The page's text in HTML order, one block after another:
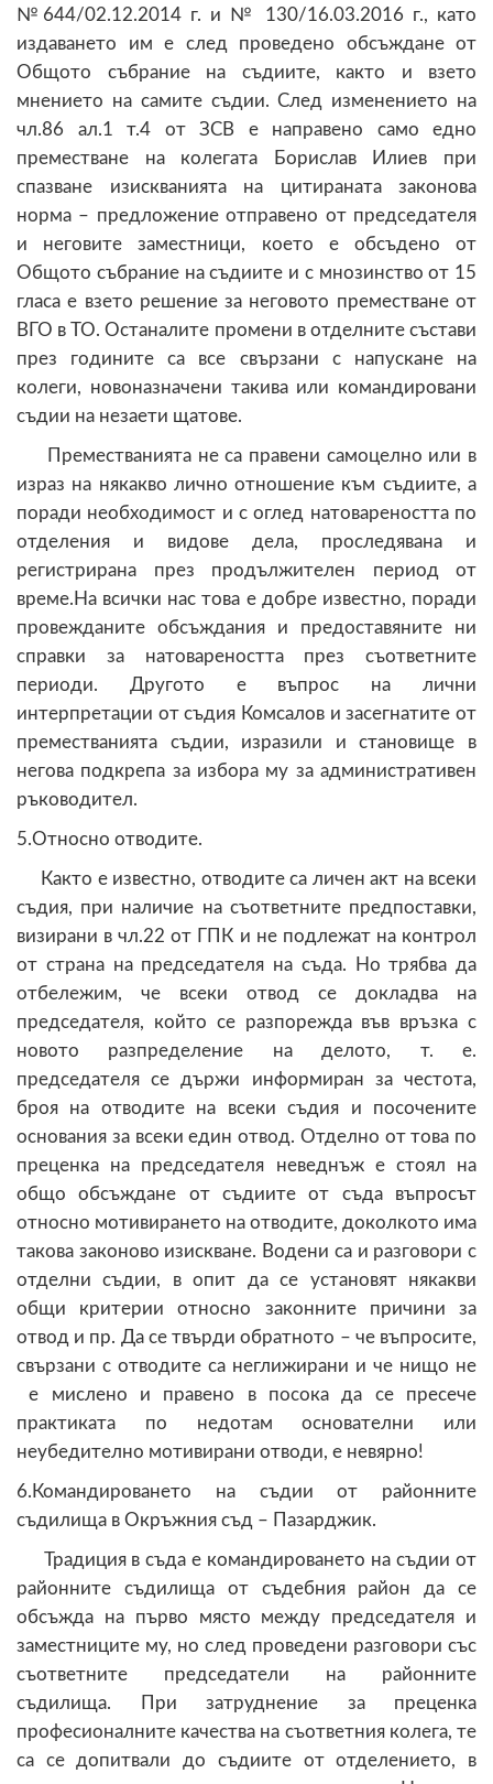
№644/02.12.2014 г. и № 130/16.03.2016 г., като
издаването им е след проведено обсъждане от
Общото събрание на съдиите, както и взето
мнението на самите съдии. След изменението на
чл.86 ал.1 т.4 от ЗСВ е направено само едно
преместване на колегата Борислав Илиев при
спазване изискванията на цитираната законова
норма – предложение отправено от председателя
и неговите заместници, което е обсъдено от
Общото събрание на съдиите и с мнозинство от 15
гласа е взето решение за неговото преместване от
ВГО в ТО. Останалите промени в отделните състави
през годините са все свързани с напускане на
колеги, новоназначени такива или командировани
съдии на незаети щатове.
Преместванията не са правени самоцелно или в
израз на някакво лично отношение към съдиите, а
поради необходимост и с оглед натовареността по
отделения и видове дела, проследявана и
регистрирана през продължителен период от
време.На всички нас това е добре известно, поради
провежданите обсъждания и предоставяните ни
справки за натовареността през съответните
периоди. Другото е въпрос на лични
интерпретации от съдия Комсалов и засегнатите от
преместванията съдии, изразили и становище в
негова подкрепа за избора му за административен
ръководител.
5.Относно отводите.
Както е известно, отводите са личен акт на всеки
съдия, при наличие на съответните предпоставки,
визирани в чл.22 от ГПК и не подлежат на контрол
от страна на председателя на съда. Но трябва да
отбележим, че всеки отвод се докладва на
председателя, който се разпорежда във връзка с
новото разпределение на делото, т. е.
председателя се държи информиран за честота,
броя на отводите на всеки съдия и посочените
основания за всеки един отвод. Отделно от това по
преценка на председателя неведнъж е стоял на
общо обсъждане от съдиите от съда въпросът
относно мотивирането на отводите, доколкото има
такова законово изискване. Водени са и разговори с
отделни съдии, в опит да се установят някакви
общи критерии относно законните причини за
отвод и пр. Да се твърди обратното – че въпросите,
свързани с отводите са неглижирани и че нищо не
е мислено и правено в посока да се пресече
практиката по недотам основателни или
неубедително мотивирани отводи, е невярно!
6.Командироването на съдии от районните
съдилища в Окръжния съд – Пазарджик.
Традиция в съда е командироването на съдии от
районните съдилища от съдебния район да се
обсъжда на първо място между председателя и
заместниците му, но след проведени разговори със
съответните председатели на районните
съдилища. При затруднение за преценка
професионалните качества на съответния колега, те
са се допитвали до съдиите от отделението, в